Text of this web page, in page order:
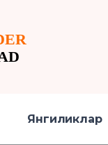
Янгиликлар